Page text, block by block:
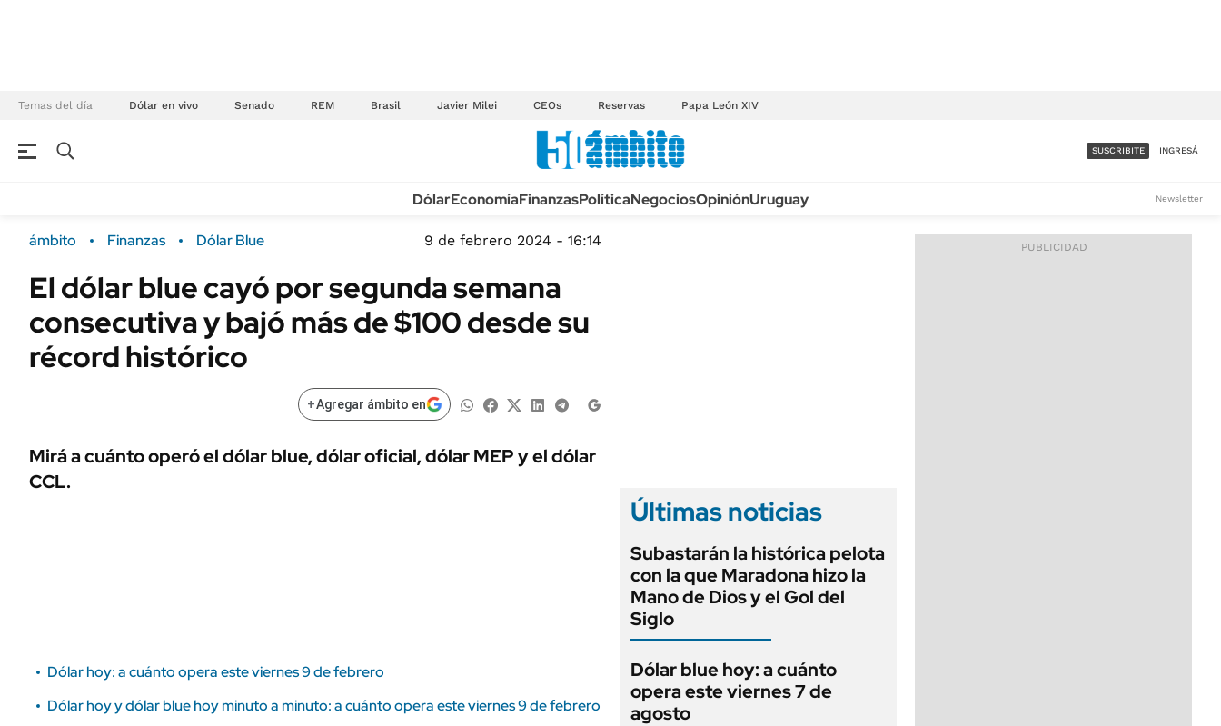
Temas del día Dólar en vivo Senado REM Brasil Javier Milei CEOs Reservas Papa León XIV
Campo
FINANZAS
Dólar
Sustentabilidad
Seguros
ENERGY REPORT
URUGUAY
TECNOLOGÍA
MÉXICO
MUNDO
INFORMACIÓN GENERAL
AUTOS
ACCESO FULL - $1.800/MES
SUSCRIBITE INGRESÁ
DólarEconomíaFinanzasPolíticaNegociosOpiniónUruguay Newsletter
ámbito Finanzas Dólar Blue 9 de febrero 2024 - 16:14
El dólar blue cayó por segunda semana
consecutiva y bajó más de $100 desde su
récord histórico
+Agregar ámbito en
Mirá a cuánto operó el dólar blue, dólar oficial, dólar MEP y el dólar
CCL.
Dólar hoy: a cuánto opera este viernes 9 de febrero
Dólar hoy y dólar blue hoy minuto a minuto: a cuánto opera este viernes 9 de febrero
Últimas noticias
Subastarán la histórica pelota
con la que Maradona hizo la
Mano de Dios y el Gol del
Siglo
Dólar blue hoy: a cuánto
opera este viernes 7 de
agosto